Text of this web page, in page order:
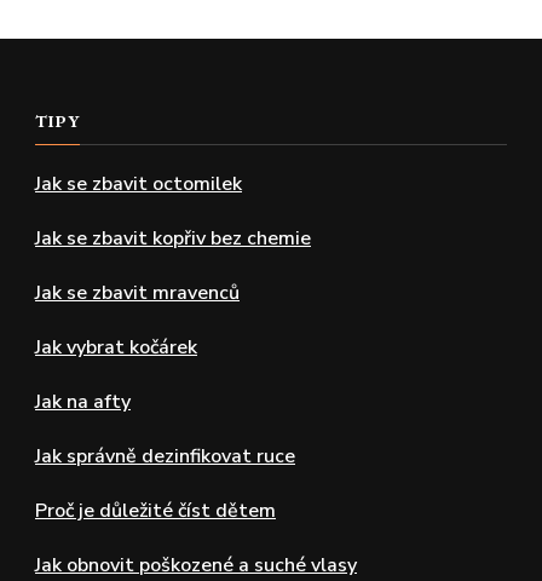
TIPY
Jak se zbavit octomilek
Jak se zbavit kopřiv bez chemie
Jak se zbavit mravenců
Jak vybrat kočárek
Jak na afty
Jak správně dezinfikovat ruce
Proč je důležité číst dětem
Jak obnovit poškozené a suché vlasy